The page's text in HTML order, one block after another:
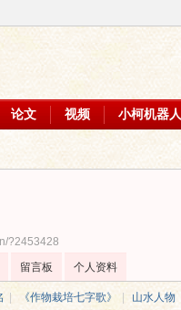
论文 视频 小柯机器人
?2453428
留言板 个人资料
《作物栽培七字歌》 山水人物